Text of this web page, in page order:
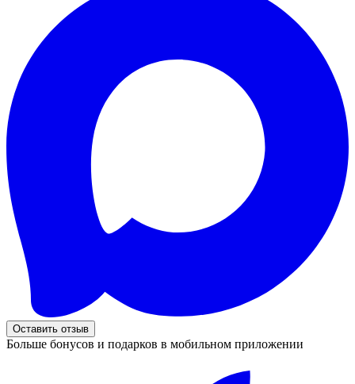
Оставить отзыв
Больше бонусов и подарков в мобильном приложении